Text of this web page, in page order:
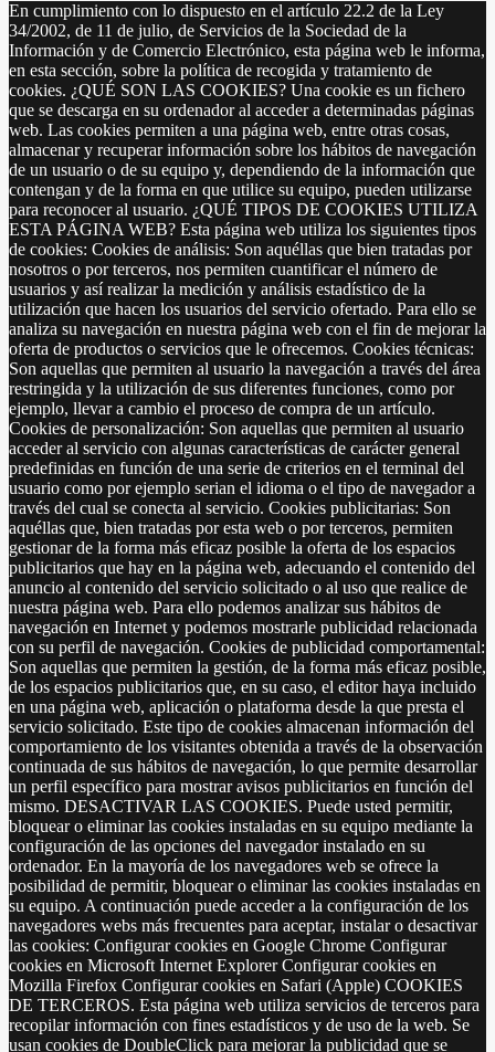
En cumplimiento con lo dispuesto en el artículo 22.2 de la Ley
34/2002, de 11 de julio, de Servicios de la Sociedad de la
Información y de Comercio Electrónico, esta página web le informa,
en esta sección, sobre la política de recogida y tratamiento de
cookies. ¿QUÉ SON LAS COOKIES? Una cookie es un fichero
que se descarga en su ordenador al acceder a determinadas páginas
web. Las cookies permiten a una página web, entre otras cosas,
almacenar y recuperar información sobre los hábitos de navegación
de un usuario o de su equipo y, dependiendo de la información que
contengan y de la forma en que utilice su equipo, pueden utilizarse
para reconocer al usuario. ¿QUÉ TIPOS DE COOKIES UTILIZA
ESTA PÁGINA WEB? Esta página web utiliza los siguientes tipos
de cookies: Cookies de análisis: Son aquéllas que bien tratadas por
nosotros o por terceros, nos permiten cuantificar el número de
usuarios y así realizar la medición y análisis estadístico de la
utilización que hacen los usuarios del servicio ofertado. Para ello se
analiza su navegación en nuestra página web con el fin de mejorar la
oferta de productos o servicios que le ofrecemos. Cookies técnicas:
Son aquellas que permiten al usuario la navegación a través del área
restringida y la utilización de sus diferentes funciones, como por
ejemplo, llevar a cambio el proceso de compra de un artículo.
Cookies de personalización: Son aquellas que permiten al usuario
acceder al servicio con algunas características de carácter general
predefinidas en función de una serie de criterios en el terminal del
usuario como por ejemplo serian el idioma o el tipo de navegador a
través del cual se conecta al servicio. Cookies publicitarias: Son
aquéllas que, bien tratadas por esta web o por terceros, permiten
gestionar de la forma más eficaz posible la oferta de los espacios
publicitarios que hay en la página web, adecuando el contenido del
anuncio al contenido del servicio solicitado o al uso que realice de
nuestra página web. Para ello podemos analizar sus hábitos de
navegación en Internet y podemos mostrarle publicidad relacionada
con su perfil de navegación. Cookies de publicidad comportamental:
Son aquellas que permiten la gestión, de la forma más eficaz posible,
de los espacios publicitarios que, en su caso, el editor haya incluido
en una página web, aplicación o plataforma desde la que presta el
servicio solicitado. Este tipo de cookies almacenan información del
comportamiento de los visitantes obtenida a través de la observación
continuada de sus hábitos de navegación, lo que permite desarrollar
un perfil específico para mostrar avisos publicitarios en función del
mismo. DESACTIVAR LAS COOKIES. Puede usted permitir,
bloquear o eliminar las cookies instaladas en su equipo mediante la
configuración de las opciones del navegador instalado en su
ordenador. En la mayoría de los navegadores web se ofrece la
posibilidad de permitir, bloquear o eliminar las cookies instaladas en
su equipo. A continuación puede acceder a la configuración de los
navegadores webs más frecuentes para aceptar, instalar o desactivar
las cookies: Configurar cookies en Google Chrome Configurar
cookies en Microsoft Internet Explorer Configurar cookies en
Mozilla Firefox Configurar cookies en Safari (Apple) COOKIES
DE TERCEROS. Esta página web utiliza servicios de terceros para
recopilar información con fines estadísticos y de uso de la web. Se
usan cookies de DoubleClick para mejorar la publicidad que se